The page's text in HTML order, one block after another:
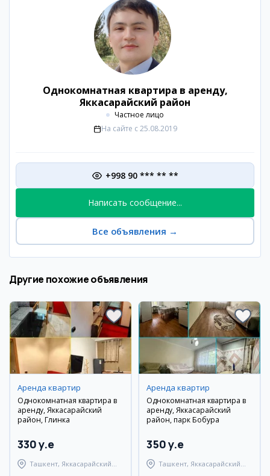
Однокомнатная квартира в аренду,
Яккасарайский район
Частное лицо
На сайте с 25.08.2019
+998 90 *** ** **
Написать сообщение...
Все объявления →
Другие похожие объявления
Аренда квартир
Однокомнатная квартира в
аренду, Яккасарайский
район, Глинка
330 y.e
Ташкент, Яккасарайский
Аренда квартир
Однокомнатная квартира в
аренду, Яккасарайский
район, парк Бобура
350 y.e
Ташкент, Яккасарайский